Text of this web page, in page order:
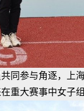
同参与角逐，上
重大赛事中女子